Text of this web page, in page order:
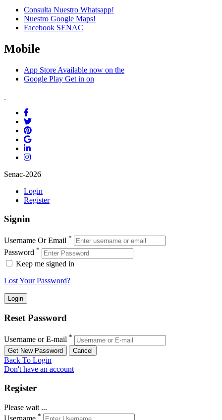
Consulta Nuestro Whatsapp!
Nuestro Google Maps!
Facebook SENAC
Mobile
App Store Available now on the
Google Play Get in on
Senac-2026
Login
Register
Signin
Username Or Email *
Password *
Keep me signed in
Lost Your Password?
Reset Password
Username or E-mail *
Back To Login
Don't have an account
Register
Please wait ...
*